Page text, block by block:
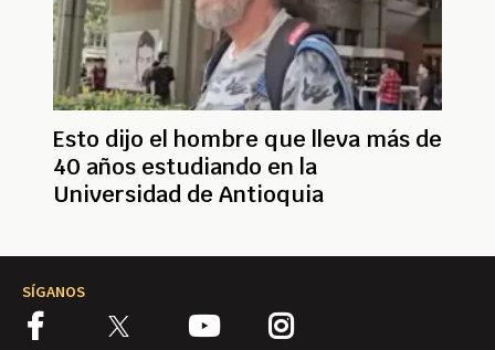
Esto dijo el hombre que lleva más de
40 años estudiando en la
Universidad de Antioquia
SÍGANOS